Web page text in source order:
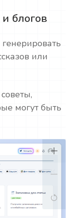
блогов
или
могут быть